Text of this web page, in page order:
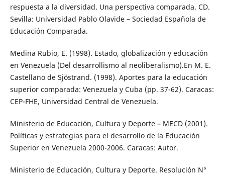
respuesta a la diversidad. Una perspectiva comparada. CD.
Sevilla: Universidad Pablo Olavide – Sociedad Española de
Educación Comparada.
Medina Rubio, E. (1998). Estado, globalización y educación
en Venezuela (Del desarrollismo al neoliberalismo).En M. E.
Castellano de Sjöstrand. (1998). Aportes para la educación
superior comparada: Venezuela y Cuba (pp. 37-62). Caracas:
CEP-FHE, Universidad Central de Venezuela.
Ministerio de Educación, Cultura y Deporte – MECD (2001).
Políticas y estrategias para el desarrollo de la Educación
Superior en Venezuela 2000-2006. Caracas: Autor.
Ministerio de Educación, Cultura y Deporte. Resolución N°